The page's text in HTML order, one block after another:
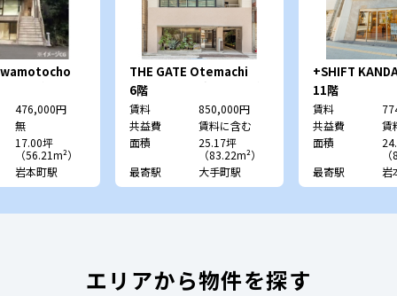
476,000円
無
17.00坪
（56.21m²）
岩本町駅
THE GATE Otemachi
（旧：CRC北大手町ビル）
6階
賃料
850,000円
共益費
賃料に含む
面積
25.17坪
（83.22m²）
最寄駅
大手町駅
+SHIFT
11階
賃料
共益費
賃
面積
最寄駅
岩
エリアから物件を探す